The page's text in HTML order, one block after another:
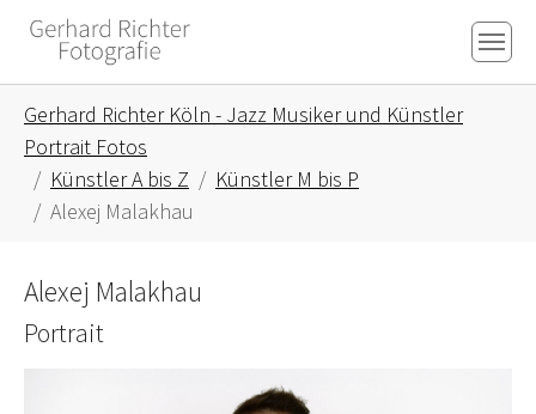
Skip to main content
Skip to page footer
Gerhard Richter Köln - Jazz Musiker und Künstler
Portrait Fotos
Künstler A bis Z
Künstler M bis P
Alexej Malakhau
Alexej Malakhau
Portrait